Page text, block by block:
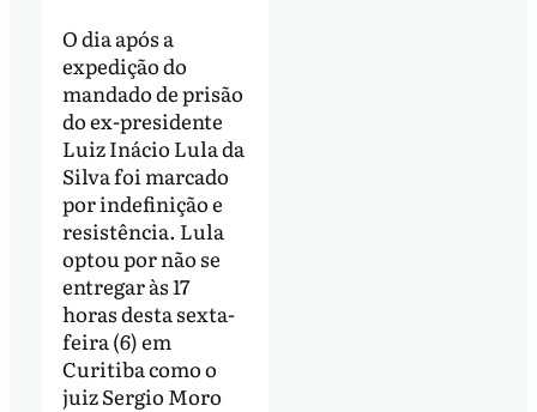
O dia após a
expedição do
mandado de prisão
do ex-presidente
Luiz Inácio Lula da
Silva foi marcado
por indefinição e
resistência. Lula
optou por não se
entregar às 17
horas desta sexta-
feira (6) em
Curitiba como o
juiz Sergio Moro